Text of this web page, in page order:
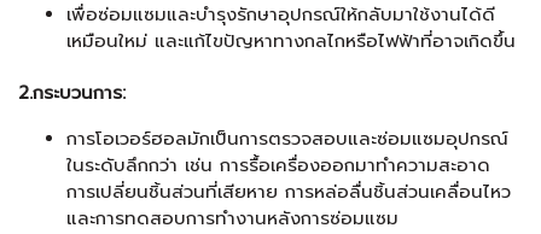
เพื่อซ่อมแซมและบำรุงรักษาอุปกรณ์ให้กลับมาใช้งานได้ดี
เหมือนใหม่ และแก้ไขปัญหาทางกลไกหรือไฟฟ้าที่อาจเกิดขึ้น
2.กระบวนการ:
การโอเวอร์ฮอลมักเป็นการตรวจสอบและซ่อมแซมอุปกรณ์
ในระดับลึกกว่า เช่น การรื้อเครื่องออกมาทำความสะอาด
การเปลี่ยนชิ้นส่วนที่เสียหาย การหล่อลื่นชิ้นส่วนเคลื่อนไหว
และการทดสอบการทำงานหลังการซ่อมแซม